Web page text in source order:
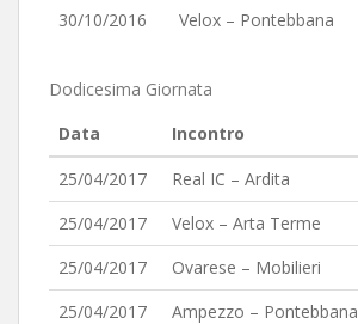
30/10/2016
Velox – Pontebbana
Dodicesima Giornata
Data
Incontro
25/04/2017
Real IC – Ardita
25/04/2017
Velox – Arta Terme
25/04/2017
Ovarese – Mobilieri
25/04/2017
Ampezzo – Pontebbana